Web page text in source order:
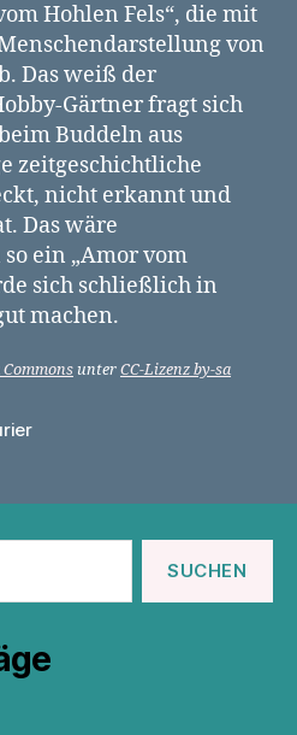
Hohlen Fels“, die mit
von
Das weiß der
Gärtner fragt sich
Buddeln aus
zeitgeschichtliche
nicht erkannt und
Das wäre
ein „Amor vom
sich schließlich in
machen.
unterCC-Lizenz by-sa